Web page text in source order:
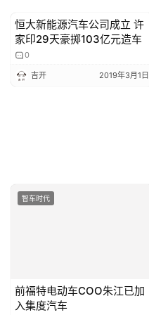
新能源
恒大新能源汽车公司成立 许
家印29天豪掷103亿元造车
0
吉开 2019年3月1日
智车时代
前福特电动车COO朱江已加
入集度汽车